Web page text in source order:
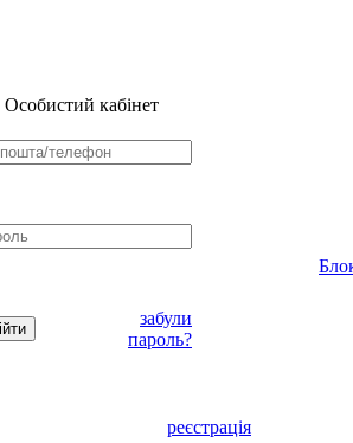
Особистий кабінет
забули
пароль?
реєстрація